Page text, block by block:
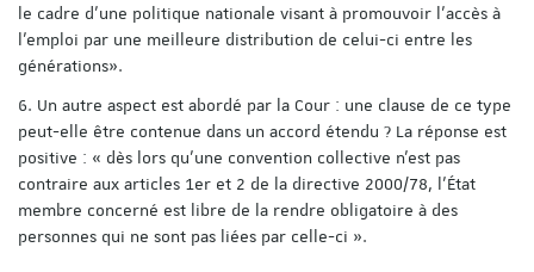
le cadre d’une politique nationale visant à promouvoir l’accès à
l’emploi par une meilleure distribution de celui-ci entre les
générations».
6. Un autre aspect est abordé par la Cour : une clause de ce type
peut-elle être contenue dans un accord étendu ? La réponse est
positive : « dès lors qu’une convention collective n’est pas
contraire aux articles 1er et 2 de la directive 2000/78, l’État
membre concerné est libre de la rendre obligatoire à des
personnes qui ne sont pas liées par celle-ci ».